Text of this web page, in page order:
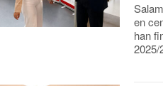
en
han
2025/